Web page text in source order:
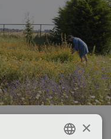
×